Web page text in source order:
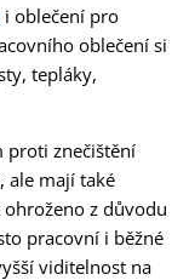
i oblečení pro
oblečení si
tepláky,
proti znečištění
ale mají také
z důvodu
pracovní i běžné
viditelnost na